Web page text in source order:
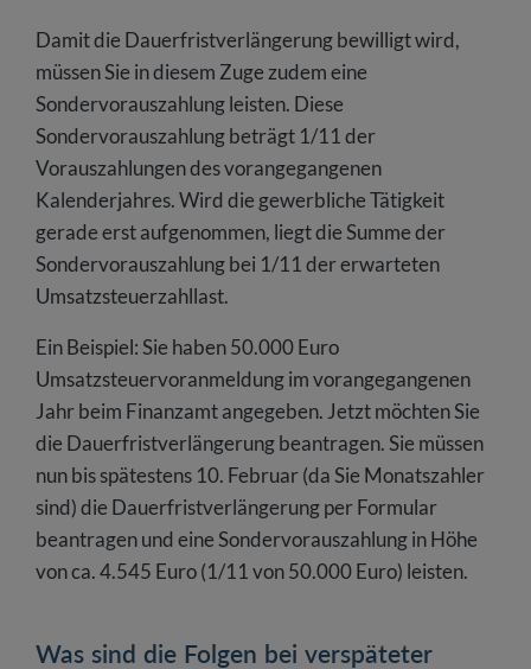
Damit die Dauerfristverlängerung bewilligt wird,
müssen Sie in diesem Zuge zudem eine
Sondervorauszahlung leisten. Diese
Sondervorauszahlung beträgt 1/11 der
Vorauszahlungen des vorangegangenen
Kalenderjahres. Wird die gewerbliche Tätigkeit
gerade erst aufgenommen, liegt die Summe der
Sondervorauszahlung bei 1/11 der erwarteten
Umsatzsteuerzahllast.
Ein Beispiel: Sie haben 50.000 Euro
Umsatzsteuervoranmeldung im vorangegangenen
Jahr beim Finanzamt angegeben. Jetzt möchten Sie
die Dauerfristverlängerung beantragen. Sie müssen
nun bis spätestens 10. Februar (da Sie Monatszahler
sind) die Dauerfristverlängerung per Formular
beantragen und eine Sondervorauszahlung in Höhe
von ca. 4.545 Euro (1/11 von 50.000 Euro) leisten.
Was sind die Folgen bei verspäteter